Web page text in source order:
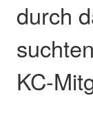
durch
KC-